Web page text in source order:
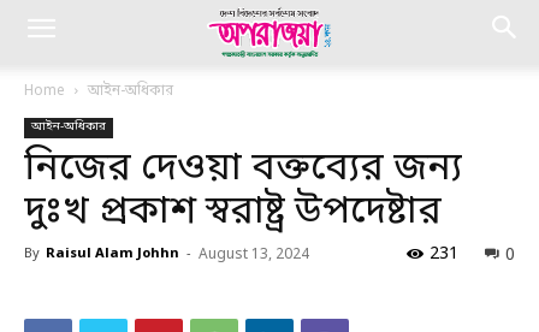
Home আইন-অধিকার
আইন-অধিকার
নিজের দেওয়া বক্তব্যের জন্য
দুঃখ প্রকাশ স্বরাষ্ট্র উপদেষ্টার
By Raisul Alam Johhn - August 13, 2024 0
231